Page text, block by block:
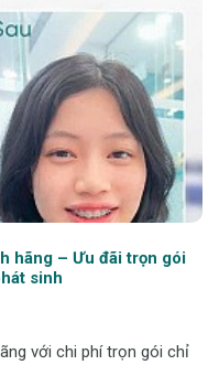
hãng – Ưu đãi trọn gói
sinh
với chi phí trọn gói chỉ